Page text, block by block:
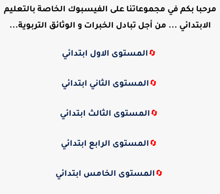
مرحبا بكم في مجموعاتنا على الفيسبوك الخاصة بالتعليم
الابتدائي ... من أجل تبادل الخبرات و الوثائق التربوية...
🔄 المستوى الاول ابتدائي
🔄 المستوى الثاني ابتدائي
🔄 المستوى الثالث ابتدائي
🔄 المستوى الرابع ابتدائي
🔄 المستوى الخامس ابتدائي